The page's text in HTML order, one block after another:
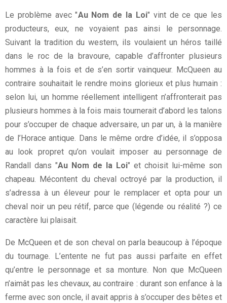
Le problème avec "Au Nom de la Loi" vint de ce que les
producteurs, eux, ne voyaient pas ainsi le personnage.
Suivant la tradition du western, ils voulaient un héros taillé
dans le roc de la bravoure, capable d’affronter plusieurs
hommes à la fois et de s’en sortir vainqueur. McQueen au
contraire souhaitait le rendre moins glorieux et plus humain :
selon lui, un homme réellement intelligent n’affronterait pas
plusieurs hommes à la fois mais tournerait d’abord les talons
pour s’occuper de chaque adversaire, un par un, à la manière
de l’Horace antique. Dans le même ordre d’idée, il s’opposa
au look propret qu’on voulait imposer au personnage de
Randall dans "Au Nom de la Loi" et choisit lui-même son
chapeau. Mécontent du cheval octroyé par la production, il
s’adressa à un éleveur pour le remplacer et opta pour un
cheval noir un peu rétif, parce que (légende ou réalité ?) ce
caractère lui plaisait.
De McQueen et de son cheval on parla beaucoup à l’époque
du tournage. L’entente ne fut pas aussi parfaite en effet
qu’entre le personnage et sa monture. Non que McQueen
n’aimât pas les chevaux, au contraire : durant son enfance à la
ferme avec son oncle, il avait appris à s’occuper des bêtes et